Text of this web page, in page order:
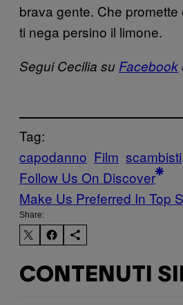
brava gente. Che
ti nega persino il limone.
Segui Cecilia su Facebook
Tag:
capodanno Film scambisti
Follow Us On Discover
Make Us Preferred In Top
Share:
CONTENUTI